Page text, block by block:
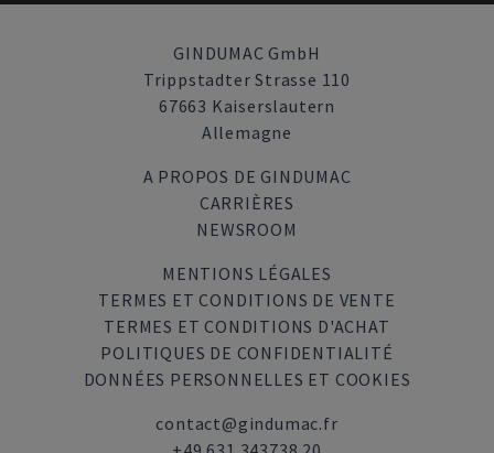
GINDUMAC GmbH
Trippstadter Strasse 110
67663 Kaiserslautern
Allemagne
A PROPOS DE GINDUMAC
CARRIÈRES
NEWSROOM
MENTIONS LÉGALES
TERMES ET CONDITIONS DE VENTE
TERMES ET CONDITIONS D'ACHAT
POLITIQUES DE CONFIDENTIALITÉ
DONNÉES PERSONNELLES ET COOKIES
contact@gindumac.fr